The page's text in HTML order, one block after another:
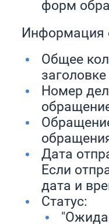
форм
Информация
Общее
Номер
Дата
Если
дата и
Статус: